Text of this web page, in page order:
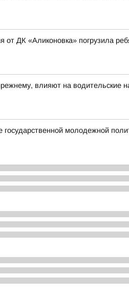
ДК «Аликоновка» погрузила
влияют на водительские
молодежной